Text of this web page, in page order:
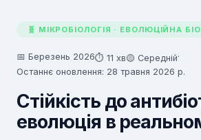
🧬 МІКРОБІОЛОГІЯ · ЕВОЛЮЦІЙНА
📅 Березень 2026⏱ 11 хв🟡 Середній·
Останнє оновлення: 28 травня 2026 р.
Стійкість до
еволюція в